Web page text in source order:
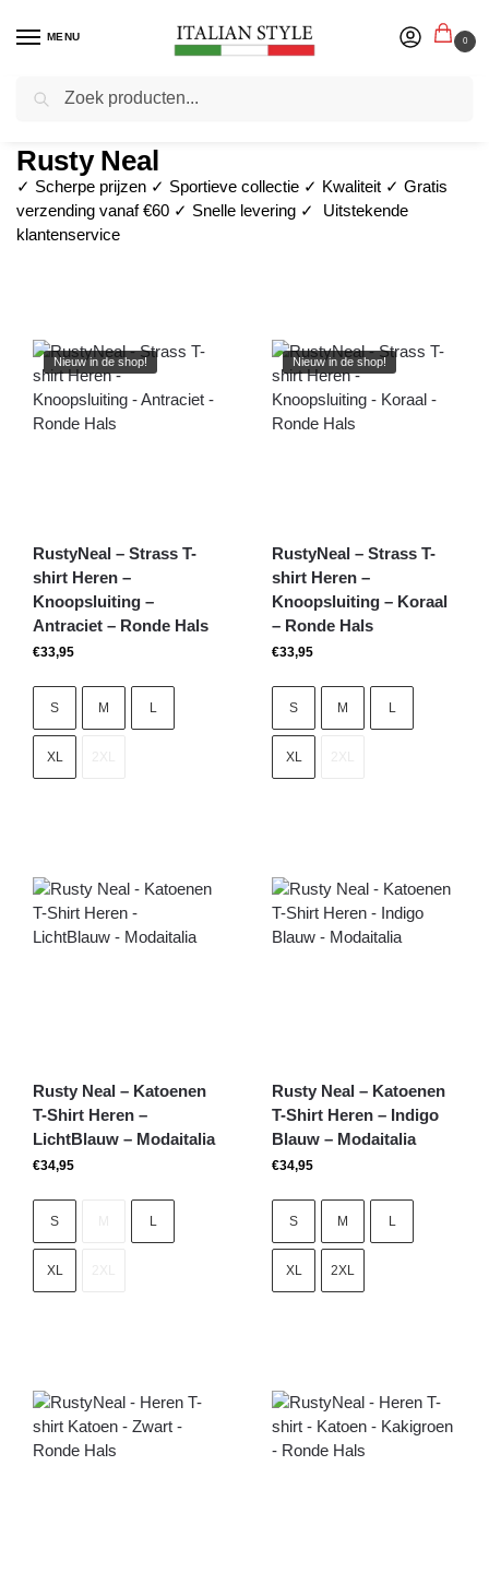
MENU 0
Home Blog / Rusty Neal
Rusty Neal
✓ Scherpe prijzen ✓ Sportieve collectie ✓ Kwaliteit ✓ Gratis
verzending vanaf €60 ✓ Snelle levering ✓ Uitstekende
klantenservice
Nieuw in de shop!
RustyNeal – Strass T-
shirt Heren –
Knoopsluiting –
Antraciet – Ronde Hals
€33,95
S M L
XL
Nieuw in de shop!
RustyNeal – Strass T-
shirt Heren –
Knoopsluiting – Koraal
– Ronde Hals
€33,95
S M L
XL
Rusty Neal – Katoenen
T-Shirt Heren –
LichtBlauw – Modaitalia
€34,95
S L
XL
Rusty Neal – Katoenen
T-Shirt Heren – Indigo
Blauw – Modaitalia
€34,95
S M L
XL 2XL